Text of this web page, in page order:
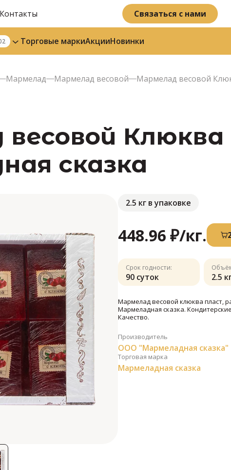
Контакты Связаться с нами
Торговые маркиАкцииНовинки
Мармелад Мармелад весовой Мармелад весовой
Клюква
сказка
2.5 кг в упаковке
448.96 ₽/кг.
Срок годности:
90 суток 2.5
Мармелад весовой клюква пласт,
Мармеладная сказка.
Качество.
Производитель
ООО "Мармеладная сказка"
Торговая марка
Мармеладная сказка